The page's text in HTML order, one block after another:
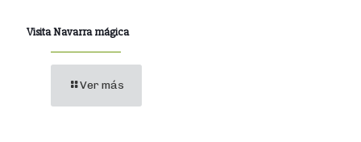
Visita Navarra mágica
Ver más